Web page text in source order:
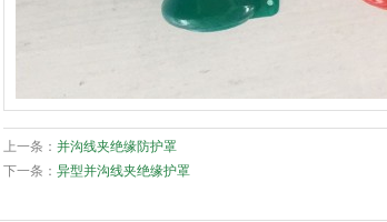
上一条： 并沟线夹绝缘防护罩
下一条： 异型并沟线夹绝缘护罩